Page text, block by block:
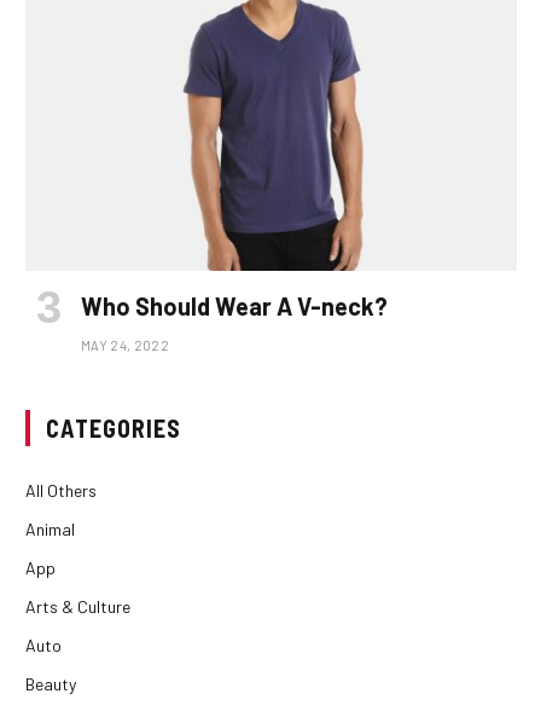
Who Should Wear A V-neck?
MAY 24, 2022
CATEGORIES
All Others
Animal
App
Arts & Culture
Auto
Beauty